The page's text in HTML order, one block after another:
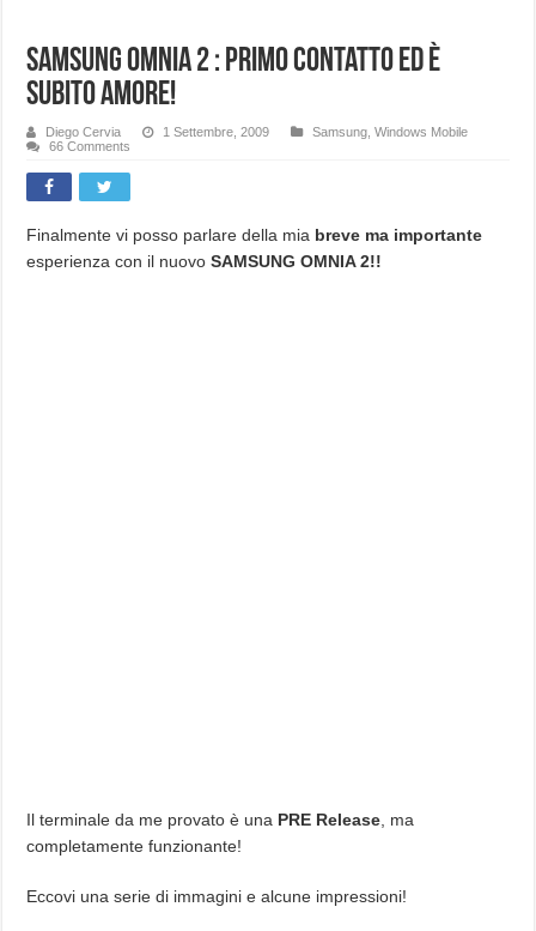
Samsung OMNIA 2 : primo contatto ed è
subito amore!
Diego Cervia 1 Settembre, 2009 Samsung ,Windows Mobile
66 Comments
Finalmente vi posso parlare della mia breve ma importante
esperienza con il nuovoSAMSUNG OMNIA 2!!
Il terminale da me provato è una PRE Release , ma
completamente funzionante!
Eccovi una serie di immagini e alcune impressioni!